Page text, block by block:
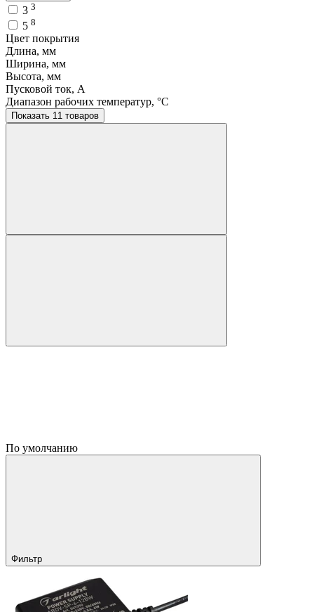
3 3
5 8
Цвет покрытия
Длина, мм
Ширина, мм
Высота, мм
Пусковой ток, A
Диапазон рабочих температур, °C
Показать 11 товаров
По умолчанию
Фильтр